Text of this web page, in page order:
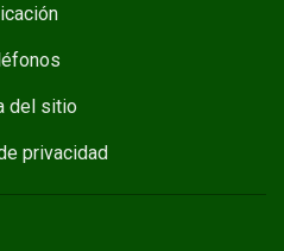
del sitio
privacidad